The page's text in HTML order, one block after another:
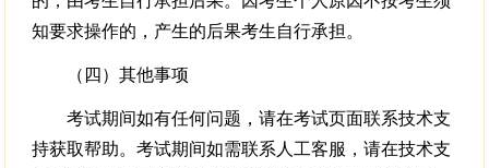
知要求操作的，产生的后果考生自行承担。
（四）其他事项
考试期间如有任何问题，请在考试页面联系技术支
持获取帮助。考试期间如需联系人工客服，请在技术支